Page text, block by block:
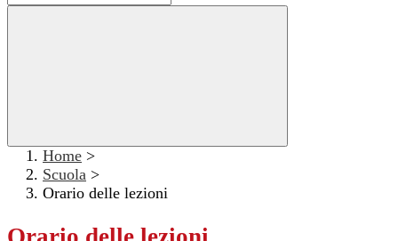
Home >
Scuola >
Orario delle lezioni